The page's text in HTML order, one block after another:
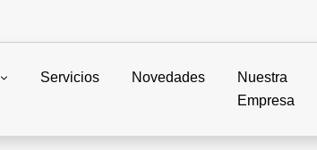
Servicios Novedades
Nuestra
Empresa